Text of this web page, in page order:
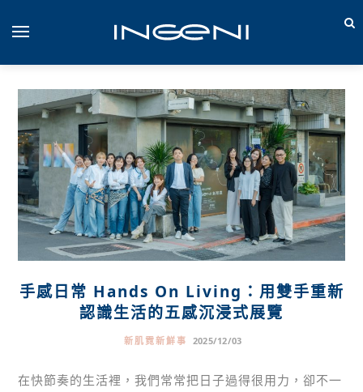
手感日常 Hands On Living：用雙手重新
認識生活的五感沉浸式展覽
新肌霓新鮮事 2025/12/03
在快節奏的生活裡，我們常常把日子過得很用力，卻不一